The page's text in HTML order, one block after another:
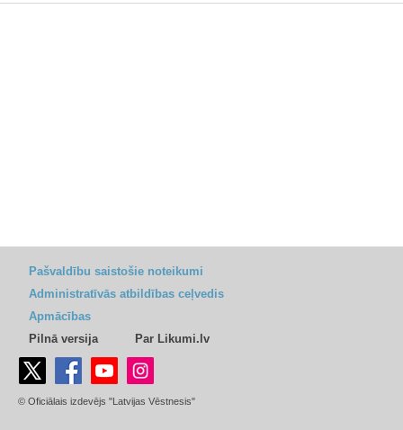
Pašvaldību saistošie noteikumi
Administratīvās atbildības ceļvedis
Apmācības
Pilnā versija
Par Likumi.lv
© Oficiālais izdevējs "Latvijas Vēstnesis"